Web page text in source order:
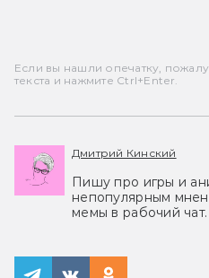
Если вы нашли опечатку,
текста и нажмите Ctrl+Enter.
Дмитрий Кинский
Пишу про игры и
непопулярным
мемы в рабочий чат.